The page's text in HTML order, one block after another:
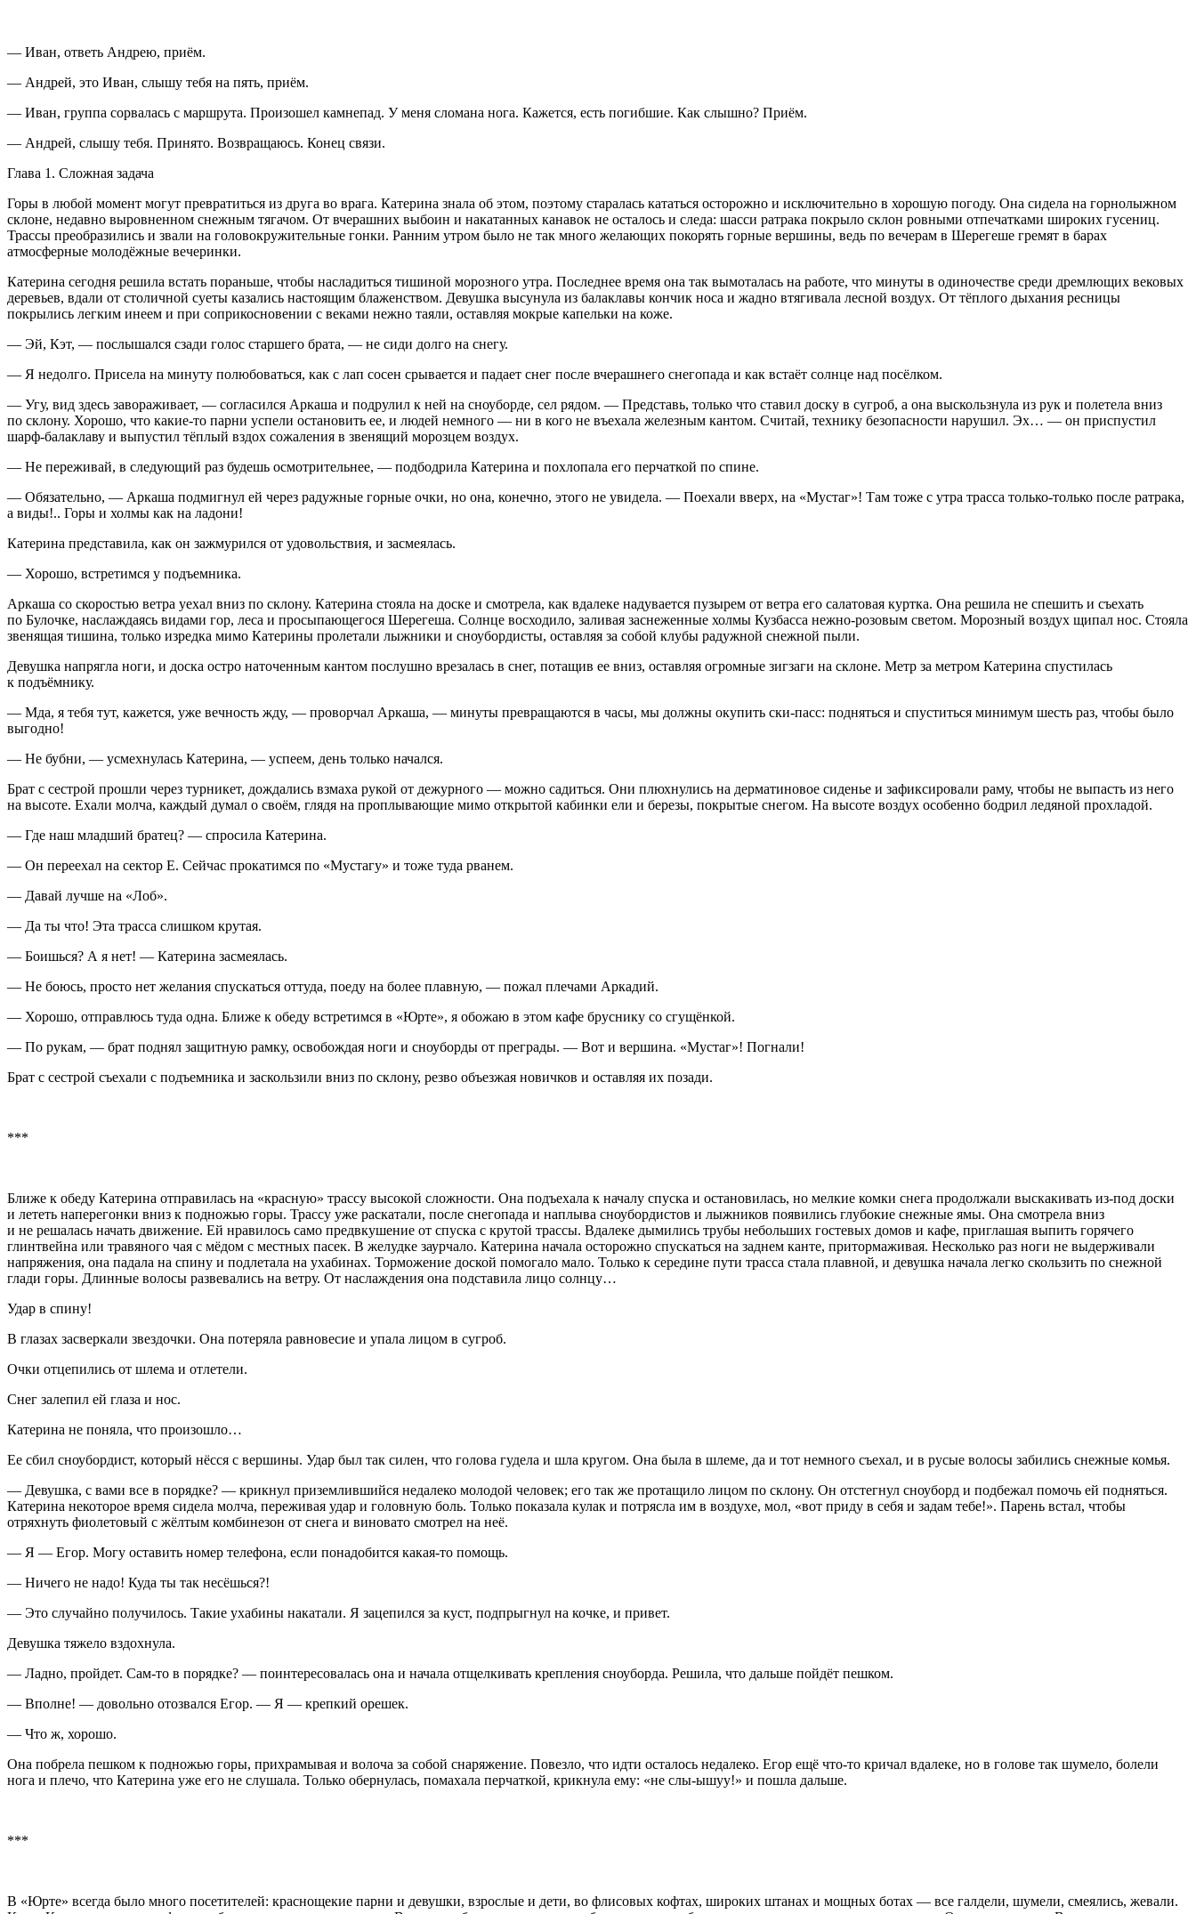
— Иван, ответь Андрею, приём.
— Андрей, это Иван, слышу тебя на пять, приём.
— Иван, группа сорвалась с маршрута. Произошел камнепад. У меня сломана нога. Кажется, есть погибшие. Как слышно? Приём.
— Андрей, слышу тебя. Принято. Возвращаюсь. Конец связи.
Глава 1. Сложная задача
Горы в любой момент могут превратиться из друга во врага. Катерина знала об этом, поэтому старалась кататься осторожно и исключительно в хорошую погоду. Она сидела на горнолыжном
склоне, недавно выровненном снежным тягачом. От вчерашних выбоин и накатанных канавок не осталось и следа: шасси ратрака покрыло склон ровными отпечатками широких гусениц.
Трассы преобразились и звали на головокружительные гонки. Ранним утром было не так много желающих покорять горные вершины, ведь по вечерам в Шерегеше гремят в барах
атмосферные молодёжные вечеринки.
Катерина сегодня решила встать пораньше, чтобы насладиться тишиной морозного утра. Последнее время она так вымоталась на работе, что минуты в одиночестве среди дремлющих вековых
деревьев, вдали от столичной суеты казались настоящим блаженством. Девушка высунула из балаклавы кончик носа и жадно втягивала лесной воздух. От тёплого дыхания ресницы
покрылись легким инеем и при соприкосновении с веками нежно таяли, оставляя мокрые капельки на коже.
— Эй, Кэт, — послышался сзади голос старшего брата, — не сиди долго на снегу.
— Я недолго. Присела на минуту полюбоваться, как с лап сосен срывается и падает снег после вчерашнего снегопада и как встаёт солнце над посёлком.
— Угу, вид здесь завораживает, — согласился Аркаша и подрулил к ней на сноуборде, сел рядом. — Представь, только что ставил доску в сугроб, а она выскользнула из рук и полетела вниз
по склону. Хорошо, что какие-то парни успели остановить ее, и людей немного — ни в кого не въехала железным кантом. Считай, технику безопасности нарушил. Эх… — он приспустил
шарф-балаклаву и выпустил тёплый вздох сожаления в звенящий морозцем воздух.
— Не переживай, в следующий раз будешь осмотрительнее, — подбодрила Катерина и похлопала его перчаткой по спине.
— Обязательно, — Аркаша подмигнул ей через радужные горные очки, но она, конечно, этого не увидела. — Поехали вверх, на «Мустаг»! Там тоже с утра трасса только-только после ратрака,
а виды!.. Горы и холмы как на ладони!
Катерина представила, как он зажмурился от удовольствия, и засмеялась.
— Хорошо, встретимся у подъемника.
Аркаша со скоростью ветра уехал вниз по склону. Катерина стояла на доске и смотрела, как вдалеке надувается пузырем от ветра его салатовая куртка. Она решила не спешить и съехать
по Булочке, наслаждаясь видами гор, леса и просыпающегося Шерегеша. Солнце восходило, заливая заснеженные холмы Кузбасса нежно-розовым светом. Морозный воздух щипал нос. Стояла
звенящая тишина, только изредка мимо Катерины пролетали лыжники и сноубордисты, оставляя за собой клубы радужной снежной пыли.
Девушка напрягла ноги, и доска остро наточенным кантом послушно врезалась в снег, потащив ее вниз, оставляя огромные зигзаги на склоне. Метр за метром Катерина спустилась
к подъёмнику.
— Мда, я тебя тут, кажется, уже вечность жду, — проворчал Аркаша, — минуты превращаются в часы, мы должны окупить ски-пасс: подняться и спуститься минимум шесть раз, чтобы было
выгодно!
— Не бубни, — усмехнулась Катерина, — успеем, день только начался.
Брат с сестрой прошли через турникет, дождались взмаха рукой от дежурного — можно садиться. Они плюхнулись на дерматиновое сиденье и зафиксировали раму, чтобы не выпасть из него
на высоте. Ехали молча, каждый думал о своём, глядя на проплывающие мимо открытой кабинки ели и березы, покрытые снегом. На высоте воздух особенно бодрил ледяной прохладой.
— Где наш младший братец? — спросила Катерина.
— Он переехал на сектор Е. Сейчас прокатимся по «Мустагу» и тоже туда рванем.
— Давай лучше на «Лоб».
— Да ты что! Эта трасса слишком крутая.
— Боишься? А я нет! — Катерина засмеялась.
— Не боюсь, просто нет желания спускаться оттуда, поеду на более плавную, — пожал плечами Аркадий.
— Хорошо, отправлюсь туда одна. Ближе к обеду встретимся в «Юрте», я обожаю в этом кафе бруснику со сгущёнкой.
— По рукам, — брат поднял защитную рамку, освобождая ноги и сноуборды от преграды. — Вот и вершина. «Мустаг»! Погнали!
Брат с сестрой съехали с подъемника и заскользили вниз по склону, резво объезжая новичков и оставляя их позади.
***
Ближе к обеду Катерина отправилась на «красную» трассу высокой сложности. Она подъехала к началу спуска и остановилась, но мелкие комки снега продолжали выскакивать из-под доски
и лететь наперегонки вниз к подножью горы. Трассу уже раскатали, после снегопада и наплыва сноубордистов и лыжников появились глубокие снежные ямы. Она смотрела вниз
и не решалась начать движение. Ей нравилось само предвкушение от спуска с крутой трассы. Вдалеке дымились трубы небольших гостевых домов и кафе, приглашая выпить горячего
глинтвейна или травяного чая с мёдом с местных пасек. В желудке заурчало. Катерина начала осторожно спускаться на заднем канте, притормаживая. Несколько раз ноги не выдерживали
напряжения, она падала на спину и подлетала на ухабинах. Торможение доской помогало мало. Только к середине пути трасса стала плавной, и девушка начала легко скользить по снежной
глади горы. Длинные волосы развевались на ветру. От наслаждения она подставила лицо солнцу…
Удар в спину!
В глазах засверкали звездочки. Она потеряла равновесие и упала лицом в сугроб.
Очки отцепились от шлема и отлетели.
Снег залепил ей глаза и нос.
Катерина не поняла, что произошло…
Ее сбил сноубордист, который нёсся с вершины. Удар был так силен, что голова гудела и шла кругом. Она была в шлеме, да и тот немного съехал, и в русые волосы забились снежные комья.
— Девушка, с вами все в порядке? — крикнул приземлившийся недалеко молодой человек; его так же протащило лицом по склону. Он отстегнул сноуборд и подбежал помочь ей подняться.
Катерина некоторое время сидела молча, переживая удар и головную боль. Только показала кулак и потрясла им в воздухе, мол, «вот приду в себя и задам тебе!». Парень встал, чтобы
отряхнуть фиолетовый с жёлтым комбинезон от снега и виновато смотрел на неё.
— Я — Егор. Могу оставить номер телефона, если понадобится какая-то помощь.
— Ничего не надо! Куда ты так несёшься?!
— Это случайно получилось. Такие ухабины накатали. Я зацепился за куст, подпрыгнул на кочке, и привет.
Девушка тяжело вздохнула.
— Ладно, пройдет. Сам-то в порядке? — поинтересовалась она и начала отщелкивать крепления сноуборда. Решила, что дальше пойдёт пешком.
— Вполне! — довольно отозвался Егор. — Я — крепкий орешек.
— Что ж, хорошо.
Она побрела пешком к подножью горы, прихрамывая и волоча за собой снаряжение. Повезло, что идти осталось недалеко. Егор ещё что-то кричал вдалеке, но в голове так шумело, болели
нога и плечо, что Катерина уже его не слушала. Только обернулась, помахала перчаткой, крикнула ему: «не слы-ышуу!» и пошла дальше.
***
В «Юрте» всегда было много посетителей: краснощекие парни и девушки, взрослые и дети, во флисовых кофтах, широких штанах и мощных ботах — все галдели, шумели, смеялись, жевали.